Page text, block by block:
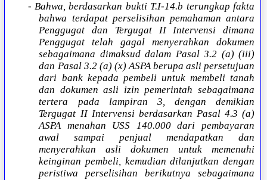
- Bahwa, berdasarkan bukti T.I-14.b terungkap fakta
bahwa terdapat perselisihan pemahaman antara
Penggugat dan Tergugat II Intervensi dimana
Penggugat telah gagal menyerahkan dokumen
sebagaimana dimaksud dalam Pasal 3.2 (a) (iii)
dan Pasal 3.2 (a) (x) ASPA berupa asli persetujuan
dari bank kepada pembeli untuk membeli tanah
dan dokumen asli izin pemerintah sebagaimana
tertera pada lampiran 3, dengan demikian
Tergugat II Intervensi berdasarkan Pasal 4.3 (a)
ASPA menahan USS 140.000 dari pembayaran
awal sampai penjual mendapatkan dan
menyerahkan asli dokumen untuk memenuhi
keinginan pembeli, kemudian dilanjutkan dengan
peristiwa perselisihan berikutnya sebagaimana